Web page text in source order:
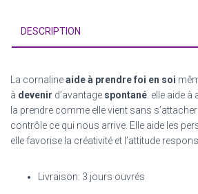
DESCRIPTION
La cornalineaide à prendre foi en soi
à devenir d’avantage spontané. elle aide à
la prendre comme elle vient sans s’attacher
contrôle ce qui nous arrive. Elle aide les
elle favorise la créativité et l’attitude
Livraison: 3 jours ouvrés